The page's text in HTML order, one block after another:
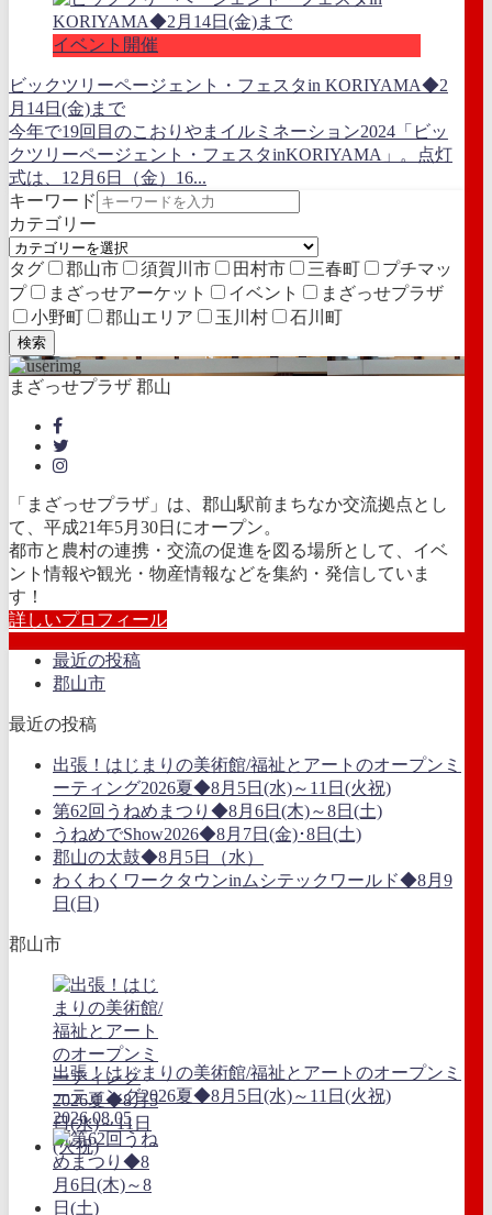
イベント開催
ビックツリーページェント・フェスタin KORIYAMA◆2
月14日(金)まで
今年で19回目のこおりやまイルミネーション2024「ビッ
クツリーページェント・フェスタinKORIYAMA」。点灯
式は、12月6日（金）16...
キーワード
カテゴリー
タグ 郡山市 須賀川市 田村市 三春町
プチマッ
プ
まざっせアーケット イベント
まざっせプラザ
小野町
郡山エリア 玉川村 石川町
検索
まざっせプラザ 郡山
「まざっせプラザ」は、郡山駅前まちなか交流拠点とし
て、平成21年5月30日にオープン。
都市と農村の連携・交流の促進を図る場所として、イベ
ント情報や観光・物産情報などを集約・発信していま
す！
詳しいプロフィール
最近の投稿
郡山市
最近の投稿
出張！はじまりの美術館/福祉とアートのオープンミ
ーティング2026夏◆8月5日(水)～11日(火祝)
第62回うねめまつり◆8月6日(木)～8日(土)
うねめでShow2026◆8月7日(金)･8日(土)
郡山の太鼓◆8月5日（水）
わくわくワークタウンinムシテックワールド◆8月9
日(日)
郡山市
出張！はじまりの美術館/福祉とアートのオープンミ
ーティング2026夏◆8月5日(水)～11日(火祝)
2026.08.05